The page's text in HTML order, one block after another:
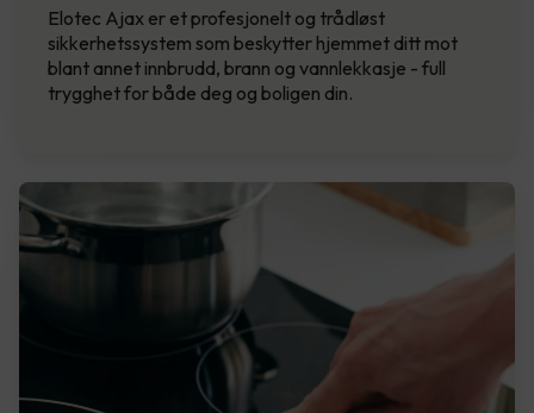
Elotec Ajax er et profesjonelt og trådløst
sikkerhetssystem som beskytter hjemmet ditt mot
blant annet innbrudd, brann og vannlekkasje - full
trygghet for både deg og boligen din.